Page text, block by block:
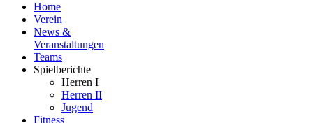
Home
Verein
News &
Veranstaltungen
Teams
Spielberichte
Herren I
Herren II
Jugend
Fitness